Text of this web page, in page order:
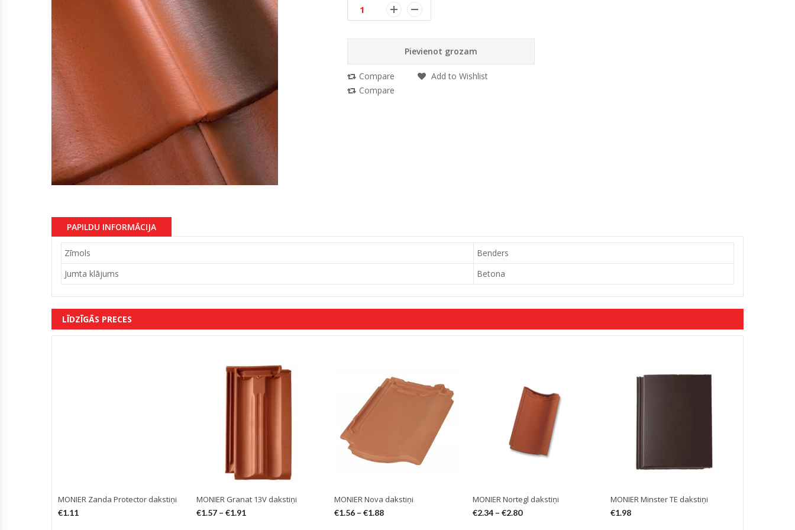
Pievienot grozam
Compare
Add to Wishlist
Compare
PAPILDU INFORMĀCIJA
Zīmols
Benders
Jumta klājums
Betona
LĪDZĪGĀS PRECES
MONIER Zanda Protector dakstiņi
€1.11
MONIER Granat 13V dakstiņi
€1.57– €1.91
MONIER Nova dakstiņi
€1.56 –€1.88
MONIER Nortegl dakstiņi
€2.34– €2.80
MONIER Minster TE dakstiņi
€1.98